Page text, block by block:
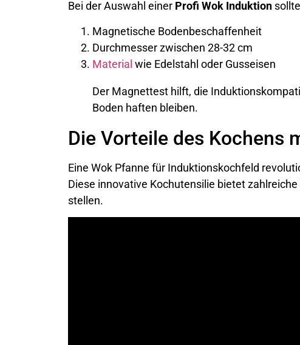
Bei der Auswahl einer Profi Wok Induktion
Magnetische Bodenbeschaffenheit
Durchmesser zwischen 28-32 cm
Material wie Edelstahl oder Gusseisen
Der Magnettest hilft, die
Boden haften bleiben.
Die Vorteile des Kochens
Eine Wok Pfanne für Induktionskochfeld
Diese innovative Kochutensilie bietet
stellen.